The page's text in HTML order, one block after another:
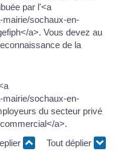
par l'<a
sochaux-en-
a>. Vous devez au
de la
sochaux-en-
du secteur privé
a>.
Tout déplier